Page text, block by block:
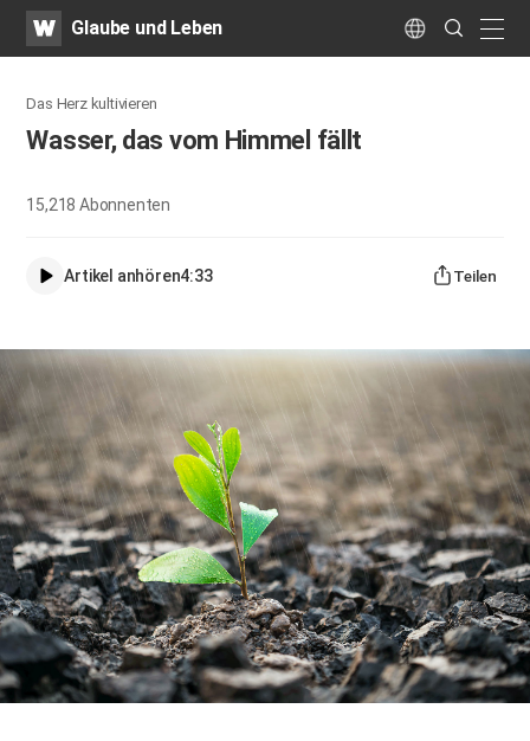
WATVGlaube und Leben Language
Search
Submit
Das Herz kultivieren
Wasser, das vom Himmel fällt
15,218Abonnenten
Artikel anhören4:33 Teilen